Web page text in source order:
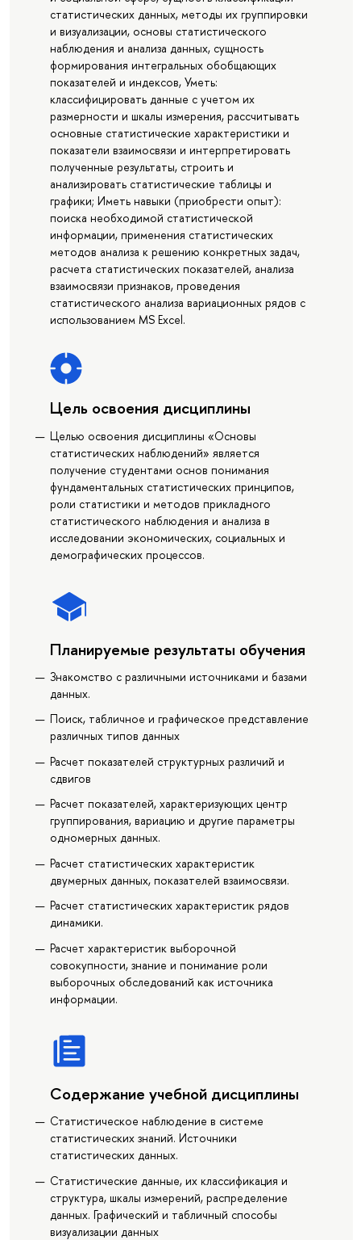
статистических данных, методы их группировки
и визуализации, основы статистического
наблюдения и анализа данных, сущность
формирования интегральных обобщающих
показателей и индексов, Уметь:
классифицировать данные с учетом их
размерности и шкалы измерения, рассчитывать
основные статистические характеристики и
показатели взаимосвязи и интерпретировать
полученные результаты, строить и
анализировать статистические таблицы и
графики; Иметь навыки (приобрести опыт):
поиска необходимой статистической
информации, применения статистических
методов анализа к решению конкретных задач,
расчета статистических показателей, анализа
взаимосвязи признаков, проведения
статистического анализа вариационных рядов с
использованием MS Excel.
Цель освоения дисциплины
Целью освоения дисциплины «Основы
статистических наблюдений» является
получение студентами основ понимания
фундаментальных статистических принципов,
роли статистики и методов прикладного
статистического наблюдения и анализа в
исследовании экономических, социальных и
демографических процессов.
Планируемые результаты обучения
Знакомство с различными источниками и базами
данных.
Поиск, табличное и графическое представление
различных типов данных
Расчет показателей структурных различий и
сдвигов
Расчет показателей, характеризующих центр
группирования, вариацию и другие параметры
одномерных данных.
Расчет статистических характеристик
двумерных данных, показателей взаимосвязи.
Расчет статистических характеристик рядов
динамики.
Расчет характеристик выборочной
совокупности, знание и понимание роли
выборочных обследований как источника
информации.
Содержание учебной дисциплины
Статистическое наблюдение в системе
статистических знаний. Источники
статистических данных.
Статистические данные, их классификация и
структура, шкалы измерений, распределение
данных. Графический и табличный способы
визуализации данных